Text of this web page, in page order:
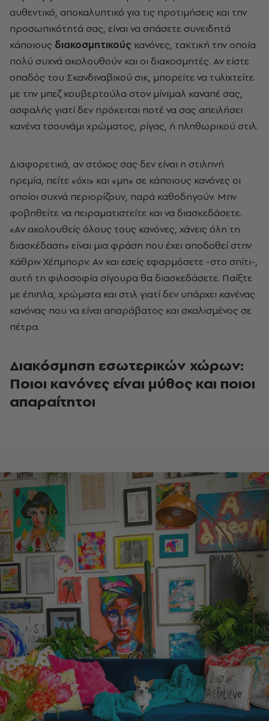
αυθεντικό, αποκαλυπτικό για τις προτιμήσεις και την
προσωπικότητά σας, είναι να σπάσετε συνειδητά
κάποιους διακοσμητικούς κανόνες, τακτική την οποία
πολύ συχνά ακολουθούν και οι διακοσμητές. Αν είστε
οπαδός του Σκανδιναβικού σικ, μπορείτε να τυλιχτείτε
με την μπεζ κουβερτούλα στον μίνιμαλ καναπέ σας,
ασφαλής γιατί δεν πρόκειται ποτέ να σας απειλήσει
κανένα τσουνάμι χρώματος, ρίγας, ή πληθωρικού στιλ.
Διαφορετικά, αν στόχος σας δεν είναι η στιλπνή
ηρεμία, πείτε «όχι» και «μη» σε κάποιους κανόνες οι
οποίοι συχνά περιορίζουν, παρά καθοδηγούν. Μην
φοβηθείτε να πειραματιστείτε και να διασκεδάσετε.
«Αν ακολουθείς όλους τους κανόνες, χάνεις όλη τη
διασκέδαση» είναι μια φράση που έχει αποδοθεί στην
Κάθριν Χέπμπορν. Αν και εσείς εφαρμόσετε -στο σπίτι-,
αυτή τη φιλοσοφία σίγουρα θα διασκεδάσετε. Παίξτε
με έπιπλα, χρώματα και στιλ γιατί δεν υπάρχει κανένας
κανόνας που να είναι απαράβατος και σκαλισμένος σε
πέτρα.
Διακόσμηση εσωτερικών χώρων:
Ποιοι κανόνες είναι μύθος και ποιοι
απαραίτητοι